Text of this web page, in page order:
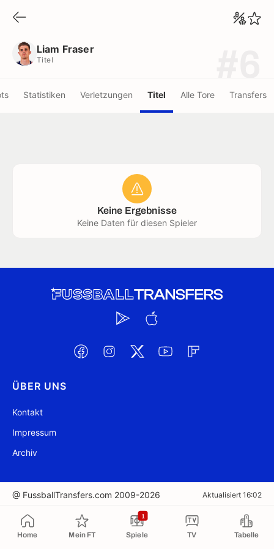
Home Mein FT Spiele
1
TV Tabelle
Liam Fraser
Titel
Statistiken Verletzungen Titel Alle Tore Transfers
Keine Ergebnisse
Keine Daten für diesen Spieler
ÜBER UNS
Kontakt
Impressum
Archiv
@ FussballTransfers.com 2009-2026 Aktualisiert 16:02
In die Zwischenablage kopiert